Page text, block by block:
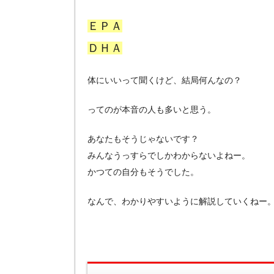
ＥＰＡ
ＤＨＡ
体にいいって聞くけど、結局何んなの？
ってのが本音の人も多いと思う。
あなたもそうじゃないです？
みんなうっすらでしかわからないよねー。
かつての自分もそうでした。
なんで、わかりやすいように解説していくねー